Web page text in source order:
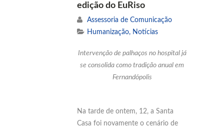
edição do EuRiso
Assessoria de Comunicação
Humanização, Notícias
Intervenção de palhaços no hospital já
se consolida como tradição anual em
Fernandópolis
Na tarde de ontem, 12, a Santa
Casa foi novamente o cenário de